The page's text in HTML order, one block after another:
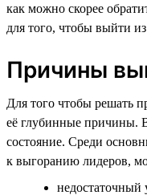
как можно скорее
для того, чтобы выйти из
Причины
Для того чтобы решать
её глубинные причины.
состояние. Среди
к выгоранию лидеров,
недостаточный